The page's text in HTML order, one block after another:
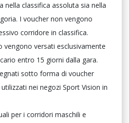
nella classifica assoluta sia nella
I voucher non vengono
corridore in classifica.
vengono versati esclusivamente
entro 15 giorni dalla gara.
sotto forma di voucher
nei negozi Sport Vision in
per i corridori maschili e